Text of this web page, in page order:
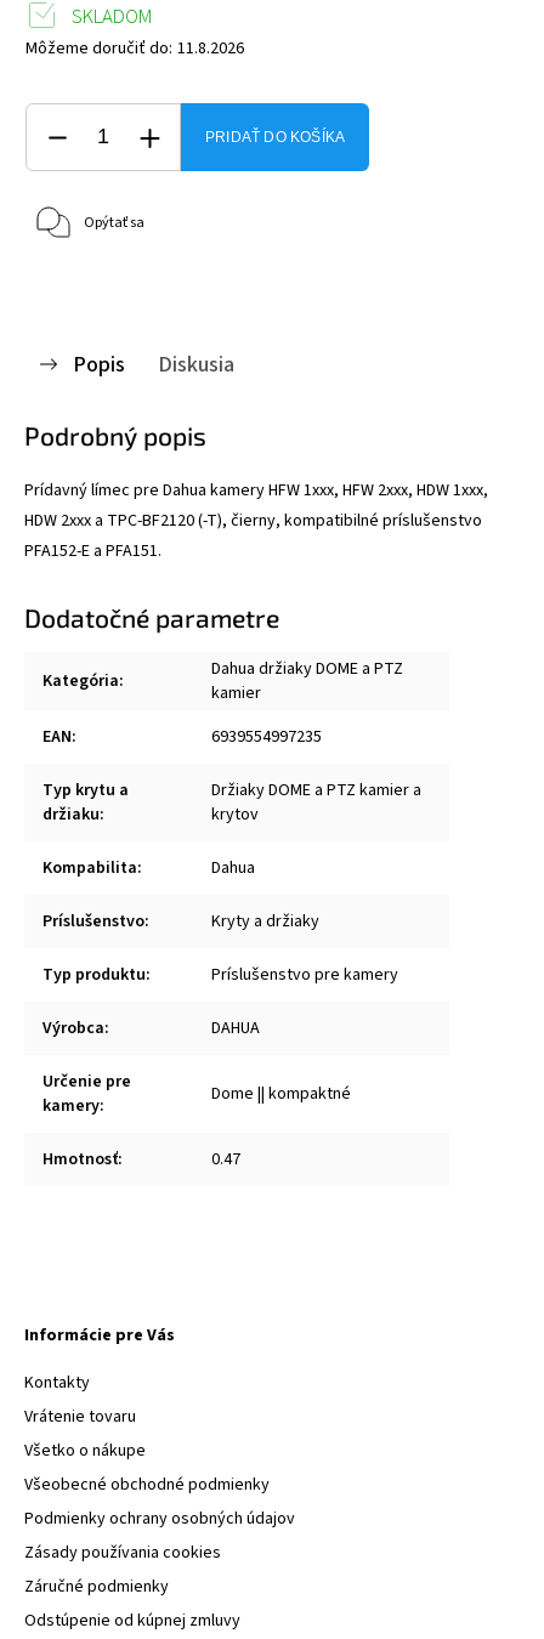
SKLADOM
Môžeme doručiť do: 11.8.2026
PRIDAŤ DO KOŠÍKA
Opýtať sa
Popis Diskusia
Podrobný popis
Prídavný límec pre Dahua kamery HFW 1xxx, HFW 2xxx, HDW 1xxx,
HDW 2xxx a TPC-BF2120 (-T), čierny, kompatibilné príslušenstvo
PFA152-E a PFA151.
Dodatočné parametre
Kategória:
Dahua držiaky DOME a PTZ
kamier
EAN: 6939554997235
Typ krytu a
držiaku:
Držiaky DOME a PTZ kamier a
krytov
Kompabilita: Dahua
Príslušenstvo: Kryty a držiaky
Typ produktu: Príslušenstvo pre kamery
Výrobca: DAHUA
Určenie pre
kamery: Dome || kompaktné
Hmotnosť: 0.47
Informácie pre Vás
Kontakty
Vrátenie tovaru
Všetko o nákupe
Všeobecné obchodné podmienky
Podmienky ochrany osobných údajov
Zásady používania cookies
Záručné podmienky
Odstúpenie od kúpnej zmluvy